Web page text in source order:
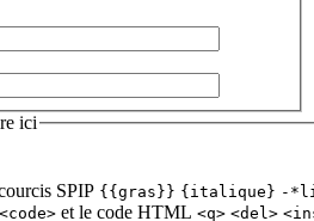
ici
SPIP {{gras}} {italique} -
<code> et le code HTML <q> <del>